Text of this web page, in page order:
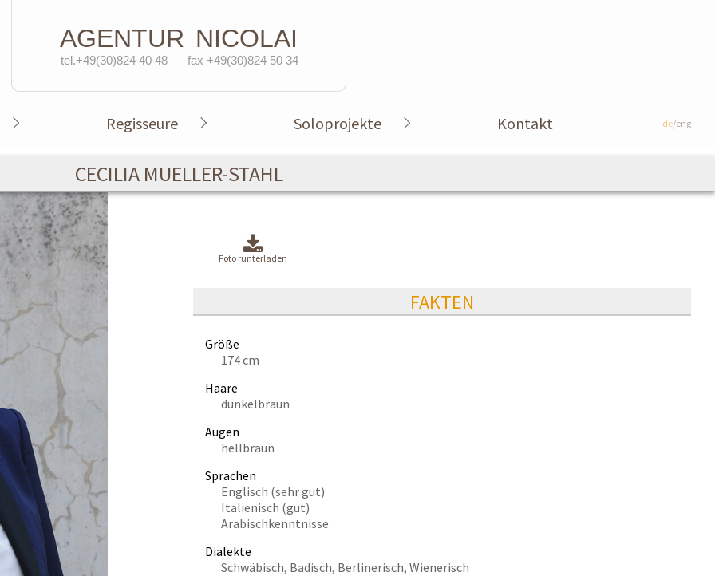
AGENTUR NICOLAI
tel.+49(30)824 40 48 fax +49(30)824 50 34
Regisseure Soloprojekte Kontakt de/eng
CECILIA MUELLER-STAHL
Foto runterladen
FAKTEN
Größe
174 cm
Haare
dunkelbraun
Augen
hellbraun
Sprachen
Englisch (sehr gut)
Italienisch (gut)
Arabischkenntnisse
Dialekte
Schwäbisch, Badisch, Berlinerisch, Wienerisch